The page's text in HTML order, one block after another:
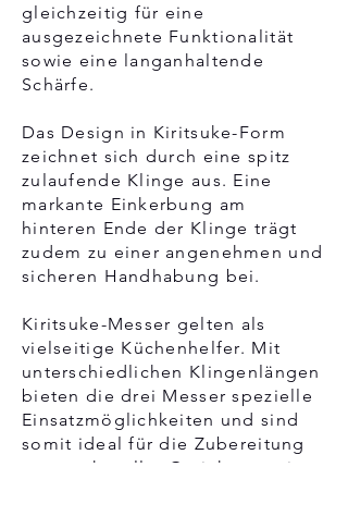
gleichzeitig für eine
ausgezeichnete Funktionalität
sowie eine langanhaltende
Schärfe.
Das Design in Kiritsuke-Form
zeichnet sich durch eine spitz
zulaufende Klinge aus. Eine
markante Einkerbung am
hinteren Ende der Klinge trägt
zudem zu einer angenehmen und
sicheren Handhabung bei.
Kiritsuke-Messer gelten als
vielseitige Küchenhelfer. Mit
unterschiedlichen Klingenlängen
bieten die drei Messer spezielle
Einsatzmöglichkeiten und sind
somit ideal für die Zubereitung
anspruchsvoller Gerichte sowie